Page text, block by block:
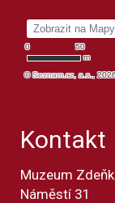
Kontakt
Muzeum
Náměstí 31